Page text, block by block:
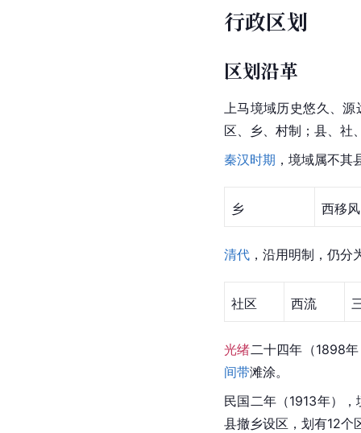
行政区划
区划沿革
上马境域历史悠久、
区、乡、村制；县、社
秦汉时期 ，境域属不其
乡 西移风
清代 ，沿用明制，仍
社区 西流
光绪二十四年（1898
间带滩涂。
民国二年（1913年），
县撤乡设区，划有12个